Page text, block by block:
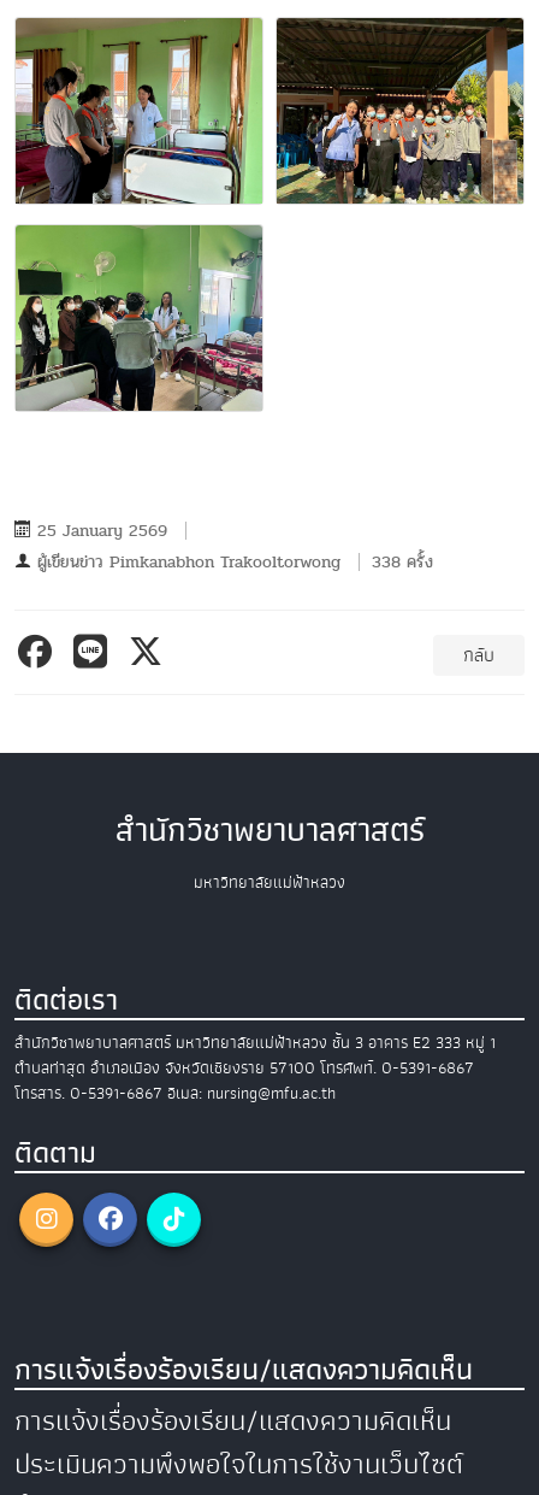
25 January 2569
ผู้เขียนข่าว Pimkanabhon Trakooltorwong 338 ครั้ง
กลับ
สำนักวิชาพยาบาลศาสตร์
มหาวิทยาลัยแม่ฟ้าหลวง
ติดต่อเรา
สำนักวิชาพยาบาลศาสตร์ มหาวิทยาลัยแม่ฟ้าหลวง ชั้น 3 อาคาร E2 333 หมู่ 1
ตำบลท่าสุด อำเภอเมือง จังหวัดเชียงราย 57100 โทรศัพท์. 0-5391-6867
โทรสาร. 0-5391-6867 อีเมล: nursing@mfu.ac.th
ติดตาม
การแจ้งเรื่องร้องเรียน/แสดงความคิดเห็น
การแจ้งเรื่องร้องเรียน/แสดงความคิดเห็น
ประเมินความพึงพอใจในการใช้งานเว็บไซต์